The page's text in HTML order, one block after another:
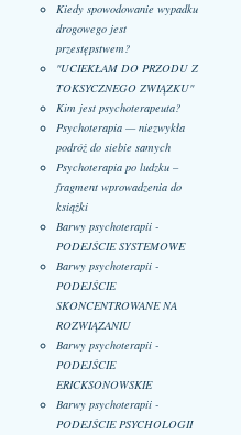
Kiedy spowodowanie wypadku
drogowego jest
przestępstwem?
"UCIEKŁAM DO PRZODU Z
TOKSYCZNEGO ZWIĄZKU"
Kim jest psychoterapeuta?
Psychoterapia — niezwykła
podróż do siebie samych
Psychoterapia po ludzku –
fragment wprowadzenia do
książki
Barwy psychoterapii -
PODEJŚCIE SYSTEMOWE
Barwy psychoterapii -
PODEJŚCIE
SKONCENTROWANE NA
ROZWIĄZANIU
Barwy psychoterapii -
PODEJŚCIE
ERICKSONOWSKIE
Barwy psychoterapii -
PODEJŚCIE PSYCHOLOGII